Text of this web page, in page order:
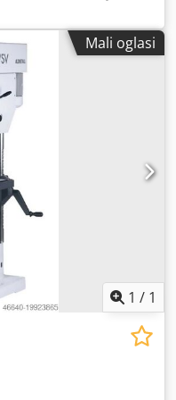
strojnim uljem:
Uključeno posebno
za stroj - 24. Sustav za
30 - 765 okretaja u
Ukupna potrebna
1200 x 800 x 2300
- Uređaj za rashladno
brzina - podesivi
ZA NUŽDU -
Mali oglasi
1 / 1